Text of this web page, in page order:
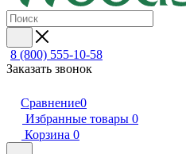
8 (800) 555-10-58
Заказать звонок
Сравнение0
Избранные товары 0
Корзина 0